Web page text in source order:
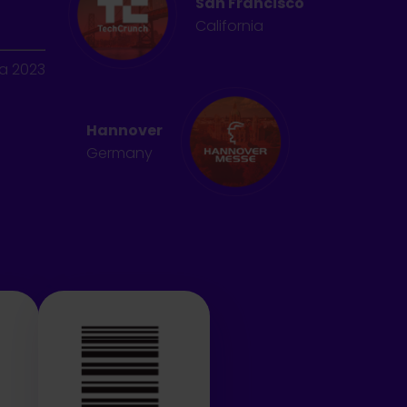
2023
California
Hannover
Germany